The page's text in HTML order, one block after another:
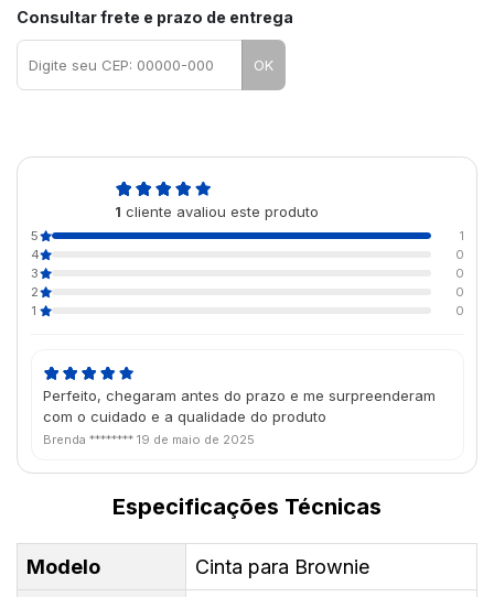
Consultar frete e prazo de entrega
OK
1 cliente avaliou este produto
5
1
4
0
3
0
2
0
1
0
Perfeito, chegaram antes do prazo e me surpreenderam
com o cuidado e a qualidade do produto
Brenda ******** 19 de maio de 2025
Especificações Técnicas
Modelo Cinta para Brownie